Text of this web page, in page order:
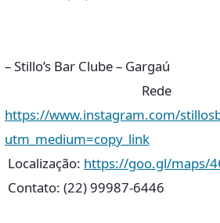
– Stillo’s Bar Clube – Gargaú
Rede
https://www.instagram.com/
utm_medium=copy_link
Localização: https://goo.gl/maps/
Contato: (22) 99987-6446